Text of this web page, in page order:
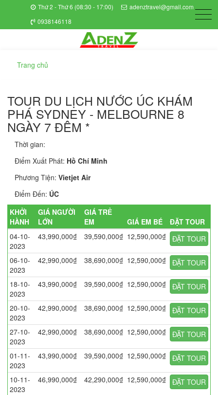
Thứ 2 - Thứ 6 (08:30 - 17:00)
adenztravel@gmail.com
0938146118
Trang chủ
TOUR DU LỊCH NƯỚC ÚC KHÁM
PHÁ SYDNEY - MELBOURNE 8
NGÀY 7 ĐÊM *
Thời gian:
Điểm Xuất Phát: Hồ Chí Minh
Phương Tiện: Vietjet Air
Điểm Đến: ÚC
KHỞI
HÀNH
GIÁ NGƯỜI
LỚN
GIÁ TRẺ
EM
GIÁ EM BÉ
ĐẶT TOUR
04-10-
2023
43,990,000₫ 39,590,000₫ 12,590,000₫ ĐẶT TOUR
06-10-
2023
42,990,000₫ 38,690,000₫ 12,590,000₫ ĐẶT TOUR
18-10-
2023
43,990,000₫ 39,590,000₫ 12,590,000₫ ĐẶT TOUR
20-10-
2023
42,990,000₫ 38,690,000₫ 12,590,000₫ ĐẶT TOUR
27-10-
2023
42,990,000₫ 38,690,000₫ 12,590,000₫ ĐẶT TOUR
01-11-
2023
43,990,000₫ 39,590,000₫ 12,590,000₫ ĐẶT TOUR
10-11-
2023
46,990,000₫ 42,290,000₫ 12,590,000₫ ĐẶT TOUR